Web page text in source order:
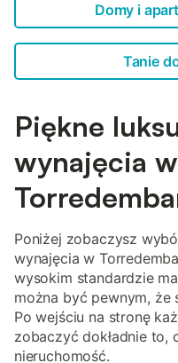
Domy i
Tanie
Piękne
wynajęcia w
Poniżej zobaczysz
wynajęcia w
wysokim standardzie
można być pewnym, że
Po wejściu na stronę
zobaczyć dokładnie to,
nieruchomość.